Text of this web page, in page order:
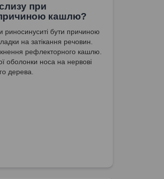
при
кашлю?
риносинуситі бути причиною
на затікання речовин.
рефлекторного кашлю.
оболонки носа на нервові
дерева.